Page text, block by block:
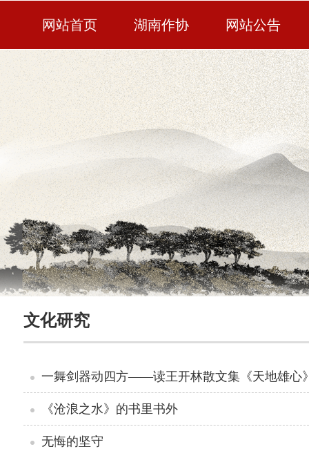
网站首页 湖南作协 网站公告
文化研究
一舞剑器动四方——读王开林散文集《天地雄心
《沧浪之水》的书里书外
无悔的坚守